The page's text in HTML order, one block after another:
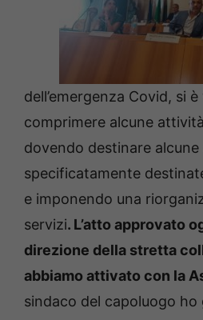
dell’emergenza Covid, si
comprimere alcune
dovendo destinare alcune
specificatamente
e imponendo una
servizi. L’atto approvato
direzione della stretta
abbiamo attivato con la
sindaco del capoluogo